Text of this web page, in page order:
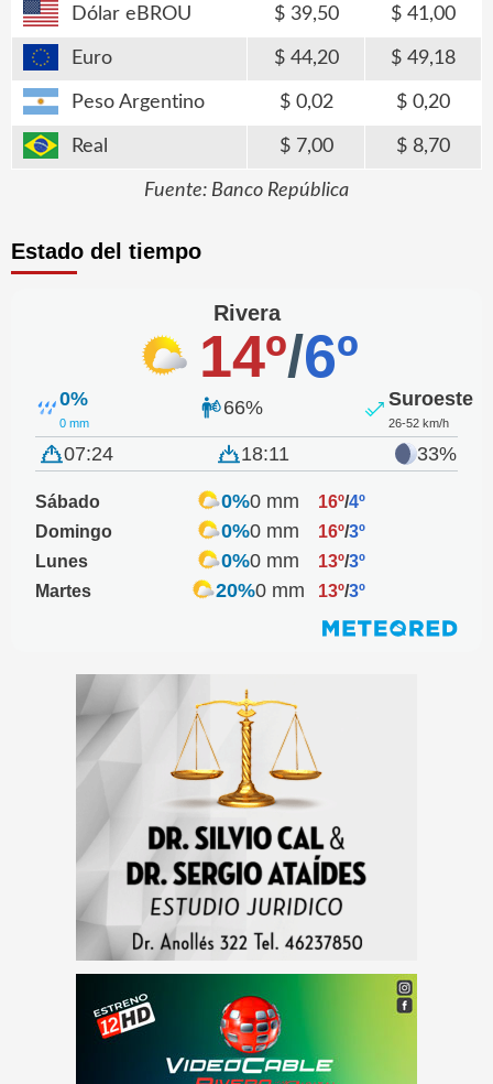
Dólar eBROU 39,50 41,00
Euro 44,20 49,18
Peso Argentino 0,02 0,20
Real 7,00 8,70
Fuente: Banco República
Estado del tiempo
Rivera
14º/6º
0%
0 mm
66% Suroeste
26-52 km/h
07:24 18:11 33%
Sábado 0%0 mm 16º/4º
Domingo
0%0 mm 16º/3º
Lunes
0%0 mm 13º/3º
Martes
20%0 mm 13º/3º